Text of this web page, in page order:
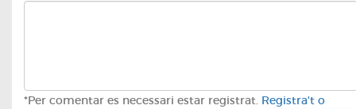
*Per comentar es necessari estar registrat. Registra't o